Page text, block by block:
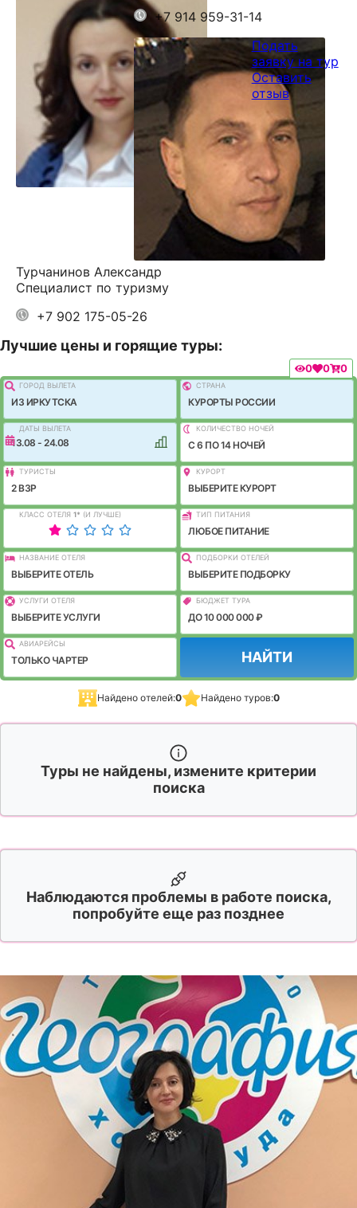
+7 914 959-31-14
Турчанинов Александр
Специалист по туризму
+7 902 175-05-26
Подать
заявку на тур
Оставить
отзыв
Лучшие цены и горящие туры:
0 0 0
ГОРОД ВЫЛEТА
ИЗ ИРКУТСКА
СТРАНА
КУРОРТЫ РОССИИ
ДАТЫ ВЫЛЕТА
13.08 - 24.08
КОЛИЧЕСТВО НОЧЕЙ
C 6 ПО 14 НОЧЕЙ
ТУРИСТЫ
2 ВЗР
КУРОРТ
ВЫБЕРИТЕ КУРОРТ
КЛАСС ОТЕЛЯ 1* (И ЛУЧШЕ) ТИП ПИТАНИЯ
ЛЮБОЕ ПИТАНИЕ
НАЗВАНИЕ ОТЕЛЯ
ВЫБЕРИТЕ ОТЕЛЬ
ПОДБОРКИ ОТЕЛЕЙ
ВЫБЕРИТЕ ПОДБОРКУ
УСЛУГИ ОТЕЛЯ
ВЫБЕРИТЕ УСЛУГИ
БЮДЖЕТ ТУРА
ДО 10 000 000 ₽
АВИАРЕЙСЫ
ТОЛЬКО ЧАРТЕР НАЙТИ
Найдено отелей:0 Найдено туров:0
Туры не найдены, измените критерии
поиска
Наблюдаются проблемы в работе поиска,
попробуйте еще раз позднее